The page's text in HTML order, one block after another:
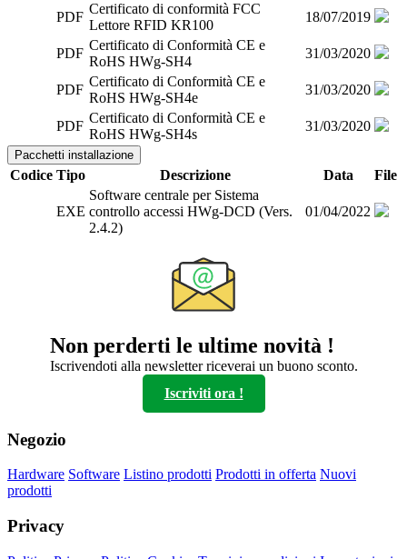
PDF
Certificato di conformità FCC
Lettore RFID KR100
18/07/2019
PDF
Certificato di Conformità CE e
RoHS HWg-SH4
31/03/2020
PDF
Certificato di Conformità CE e
RoHS HWg-SH4e
31/03/2020
PDF
Certificato di Conformità CE e
RoHS HWg-SH4s
31/03/2020
Pacchetti installazione
Codice Tipo Descrizione Data File
EXE
Software centrale per Sistema
controllo accessi HWg-DCD (Vers.
2.4.2)
01/04/2022
Non perderti le ultime novità !
Iscrivendoti alla newsletter riceverai un buono sconto.
Iscriviti ora !
Negozio
Hardware Software Listino prodotti Prodotti in offerta Nuovi
prodotti
Privacy